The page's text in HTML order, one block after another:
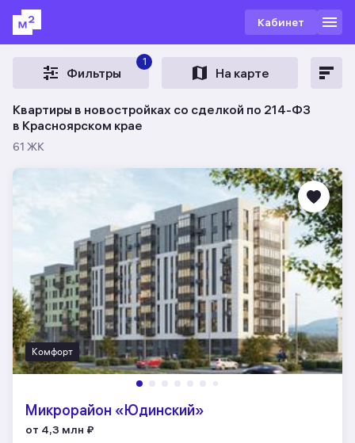
Кабинет
Фильтры
1
На карте
Квартиры в новостройках со сделкой по 214-ФЗ
в Красноярском крае
61 ЖК
Комфорт
Микрорайон «Юдинский»
от 4,3 млн ₽